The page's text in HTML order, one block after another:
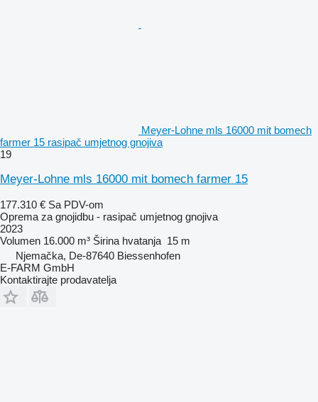
Meyer-Lohne mls 16000 mit bomech
farmer 15 rasipač umjetnog gnojiva
19
Meyer-Lohne mls 16000 mit bomech farmer 15
177.310 € Sa PDV-om
Oprema za gnojidbu - rasipač umjetnog gnojiva
2023
Volumen 16.000 m³ Širina hvatanja 15 m
Njemačka, De-87640 Biessenhofen
E-FARM GmbH
Kontaktirajte prodavatelja